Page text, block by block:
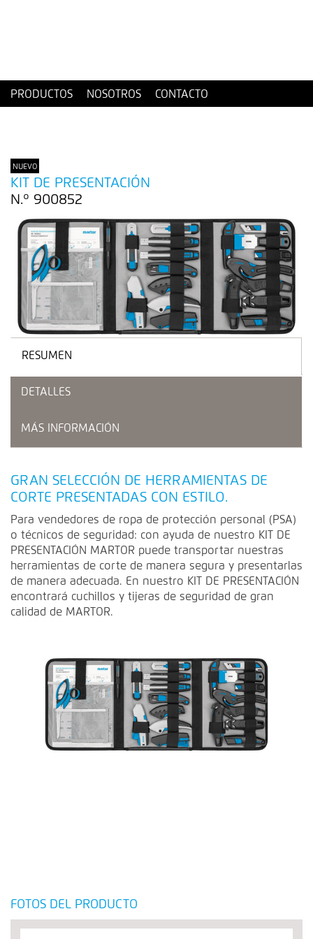
PRODUCTOS NOSOTROS CONTACTO
NUEVO
KIT DE PRESENTACIÓN
N.º 900852
RESUMEN
DETALLES
MÁS INFORMACIÓN
GRAN SELECCIÓN DE HERRAMIENTAS DE
CORTE PRESENTADAS CON ESTILO.
Para vendedores de ropa de protección personal (PSA)
o técnicos de seguridad: con ayuda de nuestro KIT DE
PRESENTACIÓN MARTOR puede transportar nuestras
herramientas de corte de manera segura y presentarlas
de manera adecuada. En nuestro KIT DE PRESENTACIÓN
encontrará cuchillos y tijeras de seguridad de gran
calidad de MARTOR.
FOTOS DEL PRODUCTO